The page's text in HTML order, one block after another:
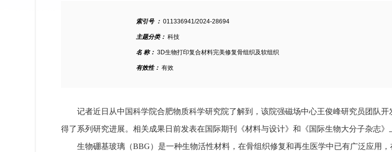
索引号 ： 011336941/2024-28694
主题分类： 科技
名 称： 3D生物打印复合材料完美修复骨组织及软组织
有效性： 有效
记者近日从中国科学院合肥物质科学研究院了解到，该院强磁场中心王俊峰研究员团队
得了系列研究进展。相关成果日前发表在国际期刊《材料与设计》和《国际生物大分子杂志》
生物硼基玻璃（BBG）是一种生物活性材料，在骨组织修复和再生医学中已有广泛应用